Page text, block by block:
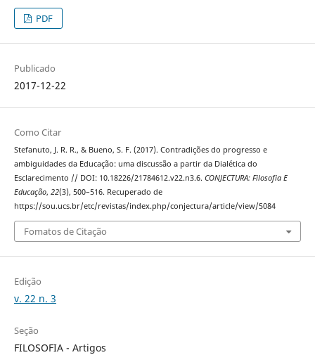
PDF
Publicado
2017-12-22
Como Citar
Stefanuto, J. R. R., & Bueno, S. F. (2017). Contradições do progresso e
ambiguidades da Educação: uma discussão a partir da Dialética do
Esclarecimento // DOI: 10.18226/21784612.v22.n3.6. CONJECTURA: Filosofia E
Educação, 22(3), 500–516. Recuperado de
https://sou.ucs.br/etc/revistas/index.php/conjectura/article/view/5084
Fomatos de Citação
Edição
v. 22 n. 3
Seção
FILOSOFIA - Artigos